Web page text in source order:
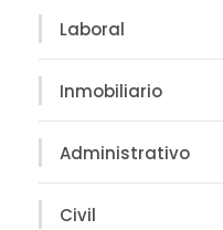
Laboral
Inmobiliario
Administrativo
Civil